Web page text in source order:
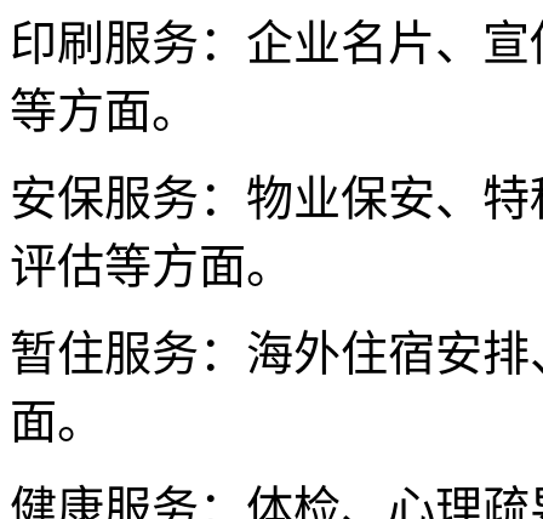
印刷服务：企业名片、
等方面。
安保服务：物业保安、
评估等方面。
暂住服务：海外住宿安
面。